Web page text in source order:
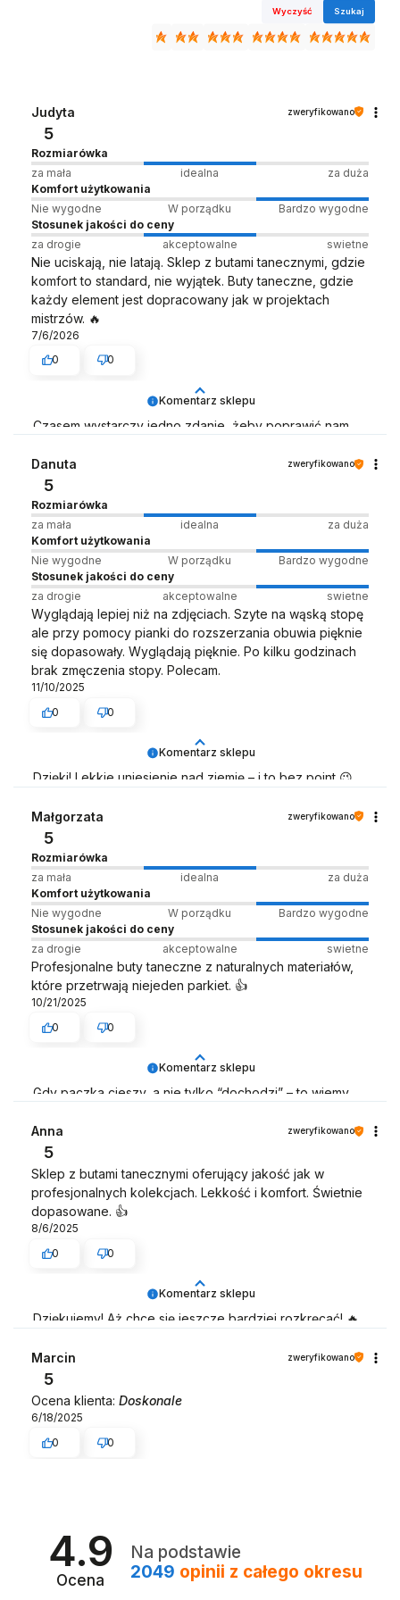
Wyczyść Szukaj
Komentarz sklepu
Czasem wystarczy jedno zdanie, żeby poprawić nam
Zespół LELKA 🦋
Judyta zweryfikowano
5
Rozmiarówka
za mała
idealna
za duża
Komfort użytkowania
Nie wygodne
W porządku
Bardzo wygodne
Stosunek jakości do ceny
za drogie
akceptowalne swietne
Nie uciskają, nie latają. Sklep z butami tanecznymi, gdzie
komfort to standard, nie wyjątek. Buty taneczne, gdzie
każdy element jest dopracowany jak w projektach
mistrzów. 🔥
7/6/2026
0
0
Komentarz sklepu
Dzięki! Lekkie uniesienie nad ziemię – i to bez point 😉
Danuta zweryfikowano
5
Rozmiarówka
za mała
idealna
za duża
Komfort użytkowania
Nie wygodne
W porządku
Bardzo wygodne
Stosunek jakości do ceny
za drogie
akceptowalne swietne
Wyglądają lepiej niż na zdjęciach. Szyte na wąską stopę
ale przy pomocy pianki do rozszerzania obuwia pięknie
się dopasowały. Wyglądają pięknie. Po kilku godzinach
brak zmęczenia stopy. Polecam.
11/10/2025
0
0
Komentarz sklepu
Gdy paczka cieszy, a nie tylko “dochodzi” – to wiemy,
Zespół LELKA 🦋
Małgorzata zweryfikowano
5
Rozmiarówka
za mała
idealna
za duża
Komfort użytkowania
Nie wygodne
W porządku
Bardzo wygodne
Stosunek jakości do ceny
za drogie
akceptowalne swietne
Profesjonalne buty taneczne z naturalnych materiałów,
które przetrwają niejeden parkiet. 👍️
10/21/2025
0
0
Komentarz sklepu
Dziękujemy! Aż chce się jeszcze bardziej rozkręcać! 🔥
Anna zweryfikowano
5
Sklep z butami tanecznymi oferujący jakość jak w
profesjonalnych kolekcjach. Lekkość i komfort. Świetnie
dopasowane. 👍️
8/6/2025
0
0
Marcin zweryfikowano
5
Ocena klienta: Doskonale
6/18/2025
0
0
4.9
Ocena
Na podstawie
2049 opinii z całego okresu